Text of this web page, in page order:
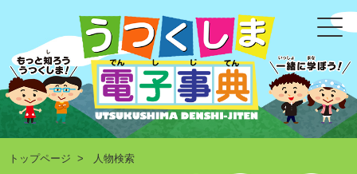
トップページ > 人物検索